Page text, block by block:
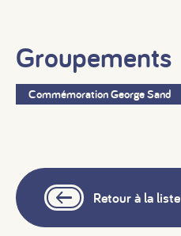
Groupements
Commémoration George Sand
Retour à la liste